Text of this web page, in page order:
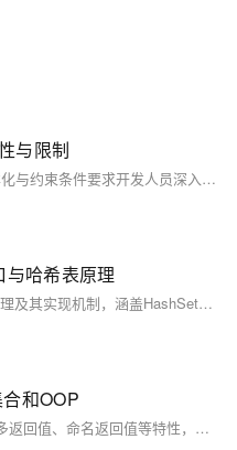
与限制
总之，在 Java 题材中正确地应对多样化与约束条件要求开发人员深入理解面向对象原则、范式编程思想以及JVM工作机理等核心知识点。通过精心设计与周密规划能够有效地利用 Java 高级特征打造出既健壮又灵活易维护系统软件产品。
哈希表原理
本文深入解析Java中Set集合的工作原理及其实现机制，涵盖HashSet、LinkedHashSet和TreeSet三大实现类。从Set接口的特性出发，对比List理解去重机制，并详解哈希表原理、hashCode与equals方法的作用。进一步剖析HashSet的底层HashMap实现、LinkedHashSet的双向链表维护顺序特性，以及TreeSet基于红黑树的排序功能。文章还包含性能对比、自定义对象去重、集合运算实战和线程安全方案，帮助读者全面掌握Set的应用与选择策略。
和OOP
Go语言的函数支持声明与调用，具备多返回值、命名返回值等特性，结合`func`关键字与类型后置语法，使函数定义简洁直观。函数可作为一等公民传递、赋值或作为参数，支持匿名函数与闭包。Go通过组合与接口实现面向对象编程，结构体定义数据，方法定义行为，接口实现多态，体现了Go语言的简洁与高效设计。